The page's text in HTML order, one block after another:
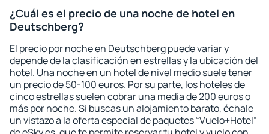
¿Cuál es el precio de una noche de hotel en
Deutschberg?
El precio por noche en Deutschberg puede variar y
depende de la clasificación en estrellas y la ubicación del
hotel. Una noche en un hotel de nivel medio suele tener
un precio de 50-100 euros. Por su parte, los hoteles de
cinco estrellas suelen cobrar una media de 200 euros o
más por noche. Si buscas un alojamiento barato, échale
un vistazo a la oferta especial de paquetes “Vuelo+Hotel“